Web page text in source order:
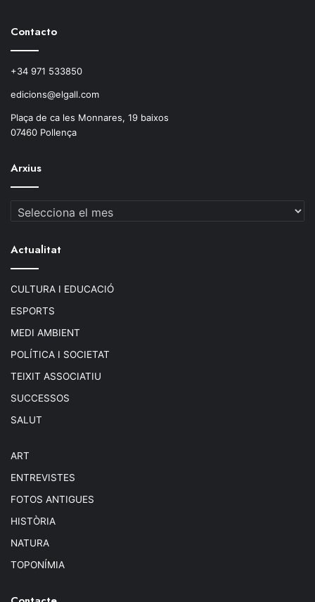
Contacto
+34 971 533850
edicions@elgall.com
Plaça de ca les Monnares, 19 baixos
07460 Pollença
Arxius
Arxius
Actualitat
CULTURA I EDUCACIÓ
ESPORTS
MEDI AMBIENT
POLÍTICA I SOCIETAT
TEIXIT ASSOCIATIU
SUCCESSOS
SALUT
ART
ENTREVISTES
FOTOS ANTIGUES
HISTÒRIA
NATURA
TOPONÍMIA